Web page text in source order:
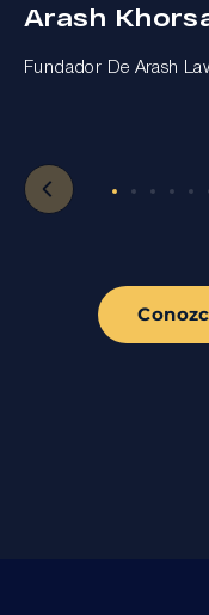
Arash
Fundador De Arash